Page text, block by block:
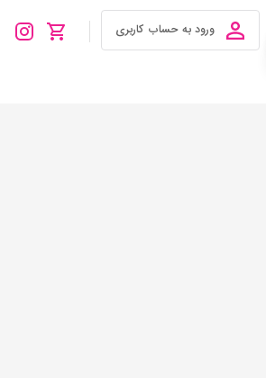
ورود به حساب کاربری